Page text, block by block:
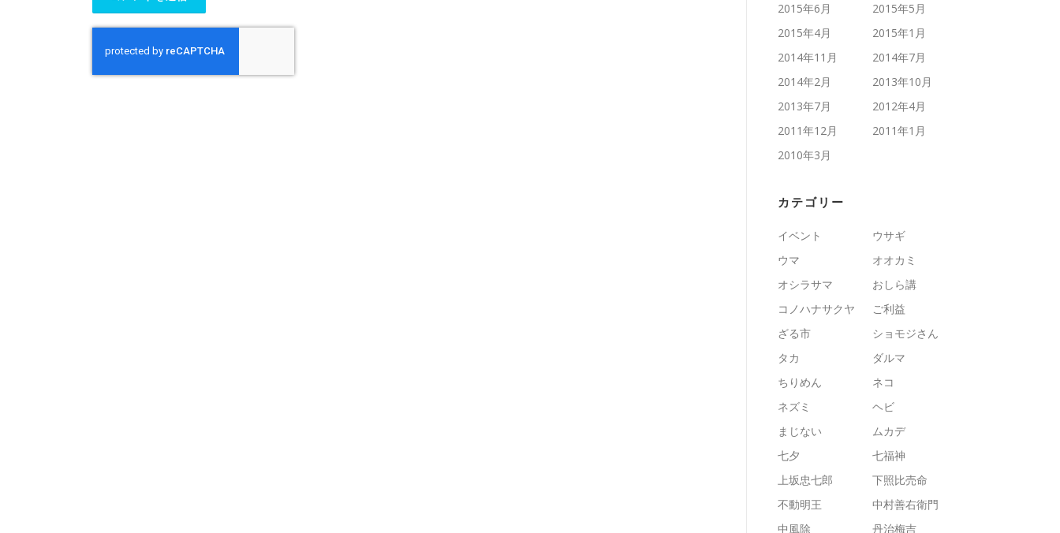
2015年6月
2015年5月
2015年4月
2015年1月
2014年11月
2014年7月
2014年2月
2013年10月
2013年7月
2012年4月
2011年12月
2011年1月
2010年3月
カテゴリー
イベント
ウサギ
ウマ
オオカミ
オシラサマ
おしら講
コノハナサクヤ
ご利益
ざる市
ショモジさん
タカ
ダルマ
ちりめん
ネコ
ネズミ
ヘビ
まじない
ムカデ
七夕
七福神
上坂忠七郎
下照比売命
不動明王
中村善右衛門
中風除
丹治梅吉